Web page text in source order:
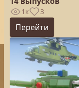
1к 3
Перейти